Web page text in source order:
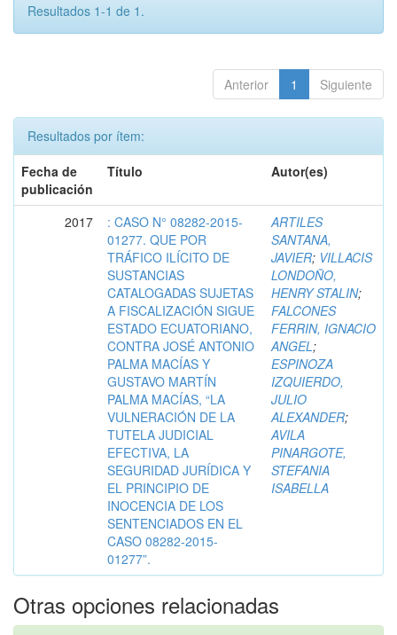
Resultados 1-1 de 1.
Anterior 1 Siguiente
Resultados por ítem:
Fecha de
publicación
Título Autor(es)
2017
: CASO N° 08282-2015-
01277. QUE POR
TRÁFICO ILÍCITO DE
SUSTANCIAS
CATALOGADAS SUJETAS
A FISCALIZACIÓN SIGUE
ESTADO ECUATORIANO,
CONTRA JOSÉ ANTONIO
PALMA MACÍAS Y
GUSTAVO MARTÍN
PALMA MACÍAS, “LA
VULNERACIÓN DE LA
TUTELA JUDICIAL
EFECTIVA, LA
SEGURIDAD JURÍDICA Y
EL PRINCIPIO DE
INOCENCIA DE LOS
SENTENCIADOS EN EL
CASO 08282-2015-
01277”.
ARTILES
SANTANA,
JAVIER; VILLACIS
LONDOÑO,
HENRY STALIN;
FALCONES
FERRIN, IGNACIO
ANGEL;
ESPINOZA
IZQUIERDO,
JULIO
ALEXANDER;
AVILA
PINARGOTE,
STEFANIA
ISABELLA
Otras opciones relacionadas